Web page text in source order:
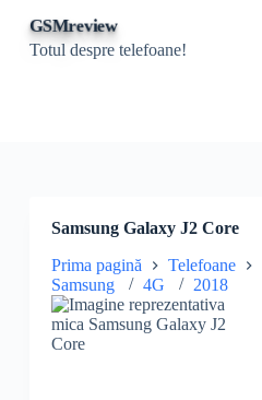
SGSMreview
Totul despre telefoane!
Samsung Galaxy J2 Core
Prima pagină Telefoane
Samsung
4G 2018